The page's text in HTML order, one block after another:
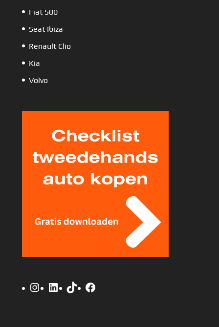
Fiat 500
Seat Ibiza
Renault Clio
Kia
Volvo
Instagram
LinkedIn
TikTokFacebook